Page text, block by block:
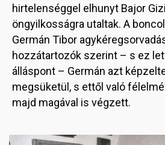
hirtelenséggel elhunyt Bajor
öngyilkosságra utaltak. A
Germán Tibor
hozzátartozók szerint – s ez
álláspont – Germán azt
megsüketül, s ettől való
majd magával is végzett.
Image